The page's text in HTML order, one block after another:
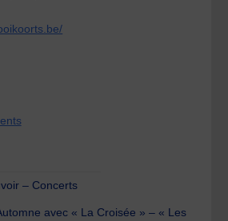
– Concerts
avec « La Croisée » – « Les